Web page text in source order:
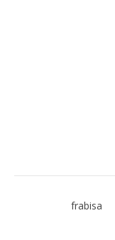
frabisa